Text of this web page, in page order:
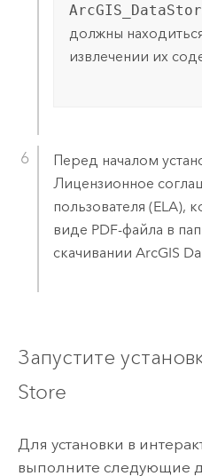
должны
извлечении их
Перед началом
Лицензионное
пользователя (ELA),
виде PDF-файла в
скачивании ArcGIS
Запустите
Store
Для установки в
выполните следующие